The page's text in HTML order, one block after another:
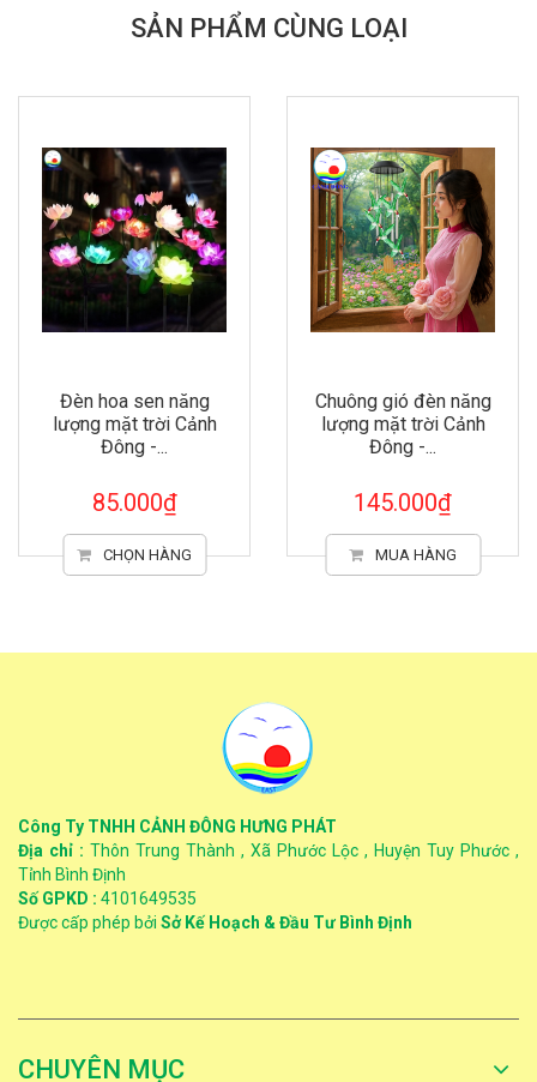
SẢN PHẨM CÙNG LOẠI
Đèn hoa sen năng
lượng mặt trời Cảnh
Đông -...
85.000₫
CHỌN HÀNG
Chuông gió đèn năng
lượng mặt trời Cảnh
Đông -...
145.000₫
MUA HÀNG
Công Ty TNHH CẢNH ĐÔNG HƯNG PHÁT
Địa chỉ : Thôn Trung Thành , Xã Phước Lộc , Huyện Tuy Phước ,
Tỉnh Bình Định
Số GPKD : 4101649535
Được cấp phép bởi Sở Kế Hoạch & Đầu Tư Bình Định
CHUYÊN MỤC